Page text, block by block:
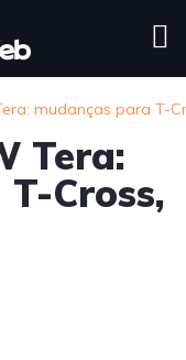
mudanças para T-
Tera:
Cross,